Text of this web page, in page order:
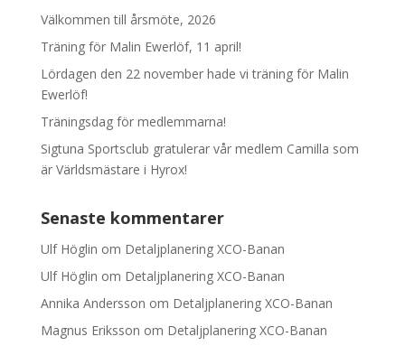
Välkommen till årsmöte, 2026
Träning för Malin Ewerlöf, 11 april!
Lördagen den 22 november hade vi träning för Malin
Ewerlöf!
Träningsdag för medlemmarna!
Sigtuna Sportsclub gratulerar vår medlem Camilla som
är Världsmästare i Hyrox!
Senaste kommentarer
Ulf Höglin om Detaljplanering XCO-Banan
Ulf Höglin om Detaljplanering XCO-Banan
Annika Andersson om Detaljplanering XCO-Banan
Magnus Eriksson om Detaljplanering XCO-Banan